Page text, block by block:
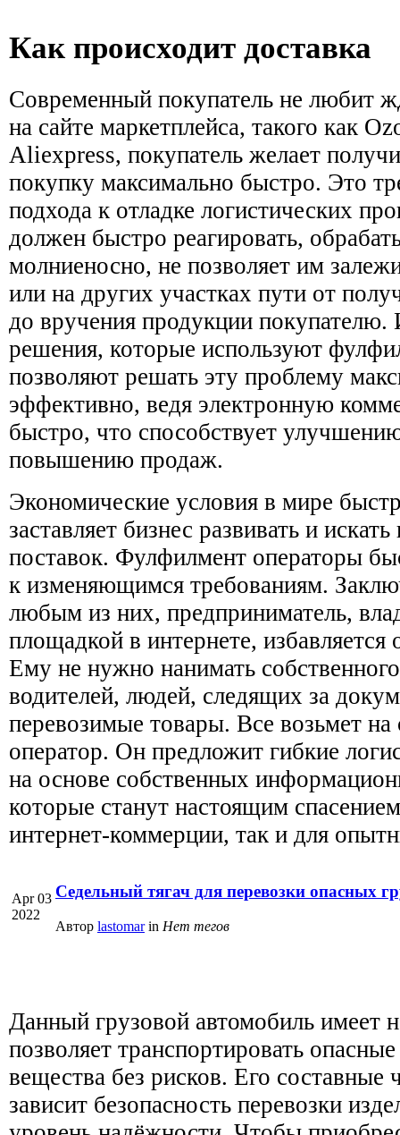
Как происходит доставка
Современный покупатель не любит
на сайте маркетплейса, такого как
Aliexpress, покупатель желает
покупку максимально быстро. Это
подхода к отладке логистических
должен быстро реагировать,
молниеносно, не позволяет им
или на других участках пути от
до вручения продукции
решения, которые используют
позволяют решать эту проблему
эффективно, ведя электронную
быстро, что способствует
повышению продаж.
Экономические условия в мире
заставляет бизнес развивать и
поставок. Фулфилмент операторы
к изменяющимся требованиям.
любым из них, предприниматель,
площадкой в интернете,
Ему не нужно нанимать
водителей, людей, следящих за
перевозимые товары. Все возьмет
оператор. Он предложит гибкие
на основе собственных
которые станут настоящим
интернет-коммерции, так и для
Apr 03
2022
Седельный тягач для перевозки опасных
Автор lastomarin Нет тегов
Данный грузовой автомобиль имеет
позволяет транспортировать
вещества без рисков. Его составные
зависит безопасность перевозки